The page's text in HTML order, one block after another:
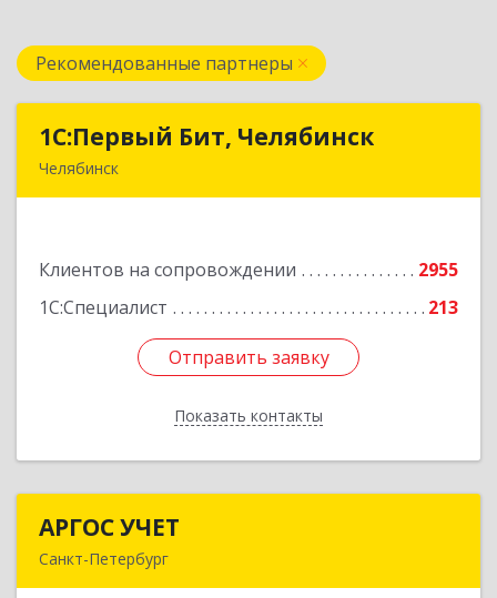
Рекомендованные партнеры
1С:Первый Бит, Челябинск
Челябинск
Клиентов на сопровождении
2955
1С:Специалист
213
Отправить заявку
Показать контакты
1С:Первый Бит, Челябинск
Подробнее
Отправить заявку
Назад
АРГОС УЧЕТ
Санкт-Петербург